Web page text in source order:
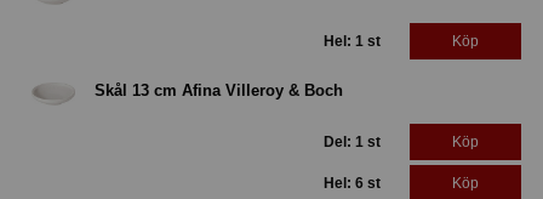
Hel: 1 st Köp
Skål 13 cm Afina Villeroy & Boch
Del: 1 st Köp
Hel: 6 st Köp